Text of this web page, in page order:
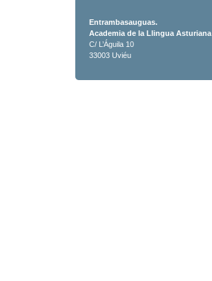
Entrambasauguas.
Academia de la Llingua Asturiana
C/ L’Águila 10
33003 Uviéu